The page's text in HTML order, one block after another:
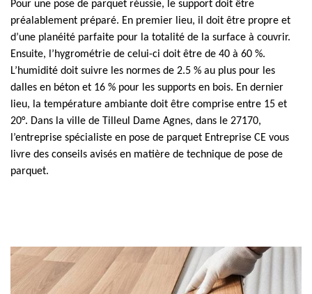
Pour une pose de parquet réussie, le support doit être
préalablement préparé. En premier lieu, il doit être propre et
d’une planéité parfaite pour la totalité de la surface à couvrir.
Ensuite, l’hygrométrie de celui-ci doit être de 40 à 60 %.
L’humidité doit suivre les normes de 2.5 % au plus pour les
dalles en béton et 16 % pour les supports en bois. En dernier
lieu, la température ambiante doit être comprise entre 15 et
20°. Dans la ville de Tilleul Dame Agnes, dans le 27170,
l’entreprise spécialiste en pose de parquet Entreprise CE vous
livre des conseils avisés en matière de technique de pose de
parquet.